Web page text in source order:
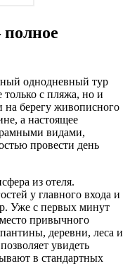
однодневный тур
только с пляжа, но и
на берегу живописного
а настоящее
видами,
провести день
из отеля.
у главного входа и
Уже с первых минут
привычного
деревни, леса и
увидеть
в стандартных